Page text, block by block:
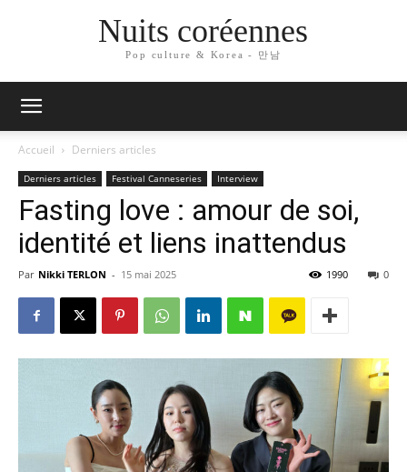
Nuits coréennes
Pop culture & Korea - 만남
Accueil Derniers articles
Derniers articles Festival Canneseries Interview
Fasting love : amour de soi,
identité et liens inattendus
Par Nikki TERLON - 15 mai 2025 0
1990